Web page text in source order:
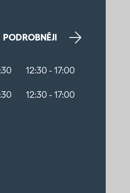
PODROBNĚJI
12:30 - 17:00
12:30 - 17:00